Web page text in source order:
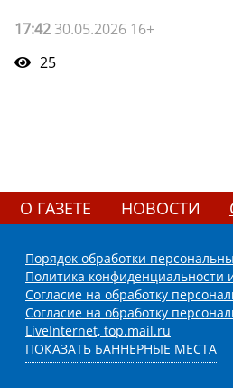
17:42 30.05.2026 16+
25
О ГАЗЕТЕ НОВОСТИ
Порядок обработки
Политика
Согласие на обработку
Согласие на обработку
LiveInternet, top.mail.ru
ПОКАЗАТЬ БАННЕРНЫЕ МЕСТА